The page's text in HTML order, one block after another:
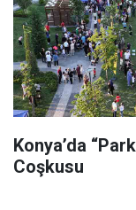
Konya’da
Coşkusu